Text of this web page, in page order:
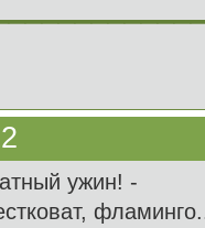
ужин! -